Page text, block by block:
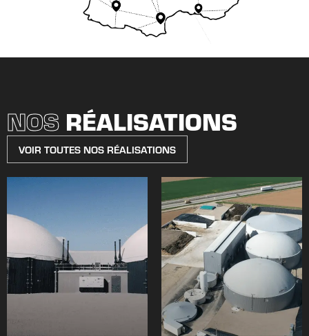
NOS RÉALISATIONS
VOIR TOUTES NOS RÉALISATIONS